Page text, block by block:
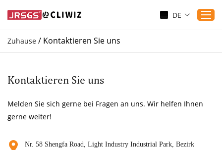
Produkte
Sicherung
DE
Zuhause / Kontaktieren Sie uns
Kontaktieren Sie uns
Melden Sie sich gerne bei Fragen an uns. Wir helfen Ihnen
gerne weiter!
Nr. 58 Shengfa Road, Light Industry Industrial Park, Bezirk